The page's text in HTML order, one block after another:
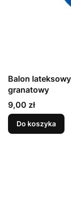
Balon
granatowy
Cena
9,00 zł
Do koszyka